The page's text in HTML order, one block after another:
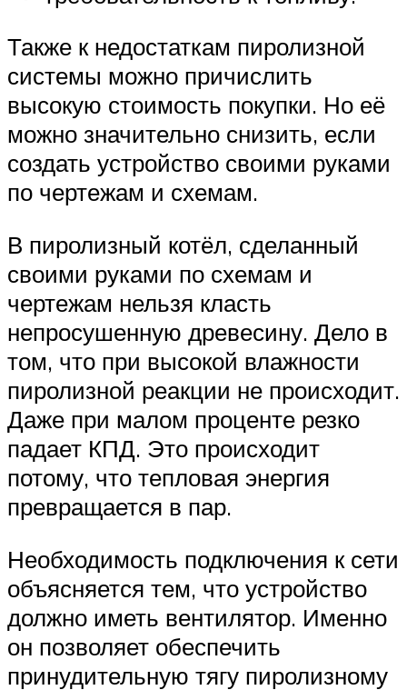
Также к недостаткам пиролизной
системы можно причислить
высокую стоимость покупки. Но её
можно значительно снизить, если
создать устройство своими руками
по чертежам и схемам.
В пиролизный котёл, сделанный
своими руками по схемам и
чертежам нельзя класть
непросушенную древесину. Дело в
том, что при высокой влажности
пиролизной реакции не происходит.
Даже при малом проценте резко
падает КПД. Это происходит
потому, что тепловая энергия
превращается в пар.
Необходимость подключения к сети
объясняется тем, что устройство
должно иметь вентилятор. Именно
он позволяет обеспечить
принудительную тягу пиролизному